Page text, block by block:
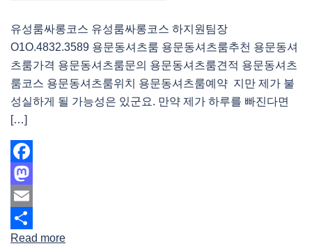
유성룸싸롱코스 유성룸싸롱코스 하지원팀장
O1O.4832.3589 용문동셔츠룸 용문동셔츠룸추천 용문동셔
츠룸가격 용문동셔츠룸문의 용문동셔츠룸견적 용문동셔츠
룸코스 용문동셔츠룸위치 용문동셔츠룸예약 지만 제가 불
성실하게 될 가능성은 있군요. 만약 제가 하루를 빠진다면
[…]
Facebook
Mastodon
Email
Share
Read more